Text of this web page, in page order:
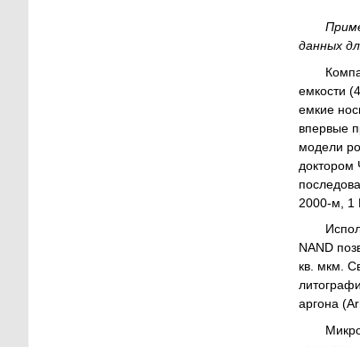
данных
емкости
емкие
впервые
модели
доктором
2000-м, 1
NAND
кв. мкм.
аргона